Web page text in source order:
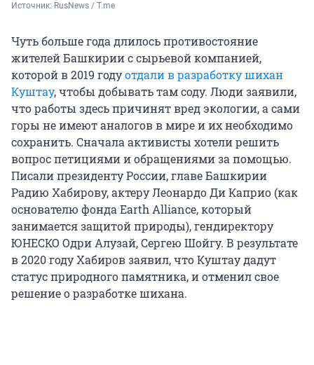
Источник: RusNews / T.me
Чуть больше года длилось противостояние
жителей Башкирии с сырьевой компанией,
которой в 2019 годуотдали в разработку шихан
Куштау, чтобы добывать там соду. Люди заявили,
что работы здесь причинят вред экологии, а сами
горы не имеют аналогов в мире и их необходимо
сохранить. Сначала активисты хотели решить
вопрос петициями и обращениями за помощью.
Писали президенту России, главе Башкирии
Радию Хабирову, актеру Леонардо Ди Каприо (как
основателю фонда Earth Alliance, который
занимается защитой природы), гендиректору
ЮНЕСКО Одри Алузай, Сергею Шойгу. В результате
в 2020 году Хабиров заявил, что Куштау дадут
статус природного памятника, и отменил свое
решение о разработке шихана.